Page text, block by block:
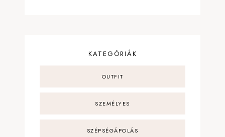
KATEGÓRIÁK
OUTFIT
SZEMÉLYES
SZÉPSÉGÁPOLÁS